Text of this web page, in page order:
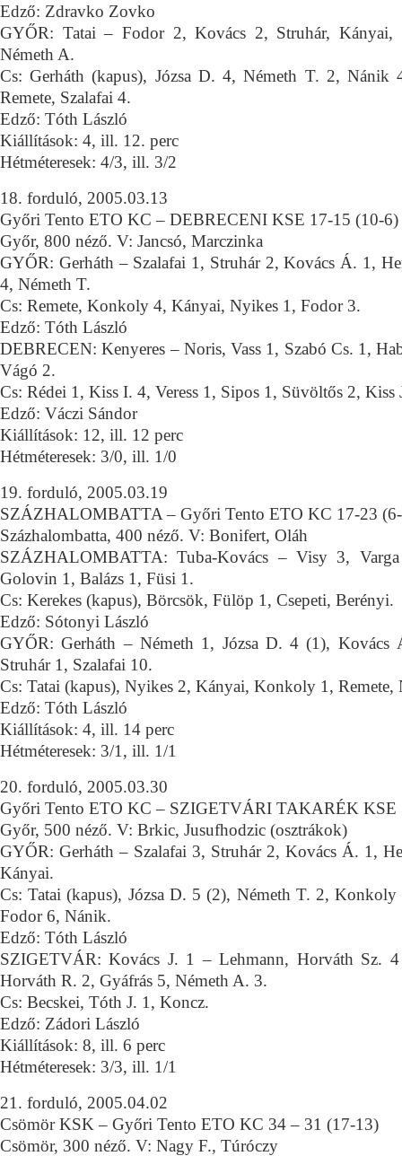
Edző: Zdravko Zovko
GYŐR: Tatai – Fodor 2, Kovács 2, Struhár,
Németh A.
Cs: Gerháth (kapus), Józsa D. 4, Németh T. 2, Nánik
Remete, Szalafai 4.
Edző: Tóth László
Kiállítások: 4, ill. 12. perc
Hétméteresek: 4/3, ill. 3/2
18. forduló, 2005.03.13
Győri Tento ETO KC – DEBRECENI KSE 17-15 (10-6)
Győr, 800 néző. V: Jancsó, Marczinka
GYŐR: Gerháth – Szalafai 1, Struhár 2, Kovács Á. 1,
4, Németh T.
Cs: Remete, Konkoly 4, Kányai, Nyikes 1, Fodor 3.
Edző: Tóth László
DEBRECEN: Kenyeres – Noris, Vass 1, Szabó Cs. 1,
Vágó 2.
Cs: Rédei 1, Kiss I. 4, Veress 1, Sipos 1, Süvöltős 2, Kiss
Edző: Váczi Sándor
Kiállítások: 12, ill. 12 perc
Hétméteresek: 3/0, ill. 1/0
19. forduló, 2005.03.19
SZÁZHALOMBATTA – Győri Tento ETO KC 17-23
Százhalombatta, 400 néző. V: Bonifert, Oláh
SZÁZHALOMBATTA: Tuba-Kovács – Visy 3,
Golovin 1, Balázs 1, Füsi 1.
Cs: Kerekes (kapus), Börcsök, Fülöp 1, Csepeti, Berényi.
Edző: Sótonyi László
GYŐR: Gerháth – Németh 1, Józsa D. 4 (1), Kovács
Struhár 1, Szalafai 10.
Cs: Tatai (kapus), Nyikes 2, Kányai, Konkoly 1, Remete,
Edző: Tóth László
Kiállítások: 4, ill. 14 perc
Hétméteresek: 3/1, ill. 1/1
20. forduló, 2005.03.30
Győri Tento ETO KC – SZIGETVÁRI TAKARÉK KSE
Győr, 500 néző. V: Brkic, Jusufhodzic (osztrákok)
GYŐR: Gerháth – Szalafai 3, Struhár 2, Kovács Á. 1,
Kányai.
Cs: Tatai (kapus), Józsa D. 5 (2), Németh T. 2,
Fodor 6, Nánik.
Edző: Tóth László
SZIGETVÁR: Kovács J. 1 – Lehmann, Horváth Sz.
Horváth R. 2, Gyáfrás 5, Németh A. 3.
Cs: Becskei, Tóth J. 1, Koncz.
Edző: Zádori László
Kiállítások: 8, ill. 6 perc
Hétméteresek: 3/3, ill. 1/1
21. forduló, 2005.04.02
Csömör KSK – Győri Tento ETO KC 34 – 31 (17-13)
Csömör, 300 néző. V: Nagy F., Túróczy